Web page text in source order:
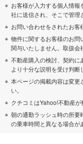
お客様が入力する個人情
社に送信され、そこで管理
お問い合わせをされたお客
物件に関するお客様のお問
関与いたしません。取扱会
不動産購入の検討、契約に
より十分な説明を受け判断
本ページの掲載内容は変更
い。
クチコミはYahoo!不動産が
朝の通勤ラッシュ時の所要
の乗車時間と異なる場合が